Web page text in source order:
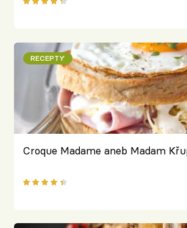
RECEPTY
Croque Madame aneb Madam